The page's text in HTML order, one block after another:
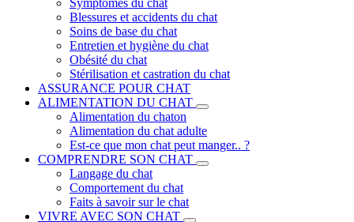
Symptômes du chat
Blessures et accidents du chat
Soins de base du chat
Entretien et hygiène du chat
Obésité du chat
Stérilisation et castration du chat
ASSURANCE POUR CHAT
ALIMENTATION DU CHAT
Alimentation du chaton
Alimentation du chat adulte
Est-ce que mon chat peut manger.. ?
COMPRENDRE SON CHAT
Langage du chat
Comportement du chat
Faits à savoir sur le chat
VIVRE AVEC SON CHAT